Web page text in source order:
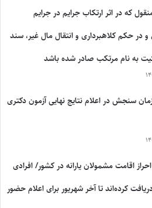
که در اثر ارتکاب جرایم در جرایم
و در حکم کلاهبرداری و انتقال مال غیر، سند
به نام مرتکب صادر شده باشد
سنجش در اعلام نتایج نهایی آزمون دکتری
احراز اقامت مشمولان یارانه در کشور/ افرادی
کرده‌اند تا آخر شهریور برای اعلام حضور